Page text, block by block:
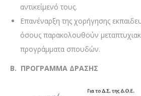
αντικείμενό τους.
Επανέναρξη της χορήγησης
όσους παρακολουθούν
προγράμματα σπουδών.
Β. ΠΡΟΓΡΑΜΜΑ ΔΡΑΣΗΣ